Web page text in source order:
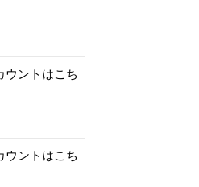
ウントはこち
ウントはこち